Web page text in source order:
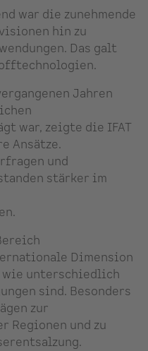
war die zunehmende
hin zu
Das galt
Jahren
war, zeigte die IFAT
Ansätze.
und
stärker im
Dimension
wie unterschiedlich
sind. Besonders
zur
Regionen und zu